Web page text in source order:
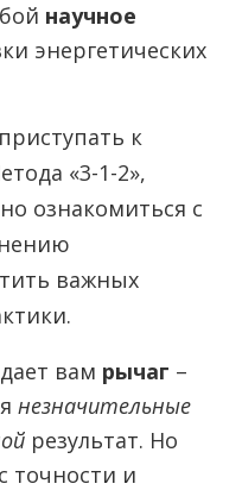
научное
энергетических
к
«3-1-2»,
ознакомиться с
важных
вам рычаг –
незначительные
результат. Но
точности и